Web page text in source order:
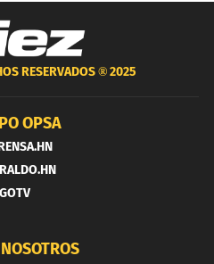
RESERVADOS ®2025
OPSA
GOTV